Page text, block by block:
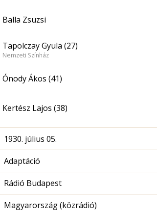
Balla Zsuzsi
Tapolczay Gyula (27)
Nemzeti Színház
Ónody Ákos (41)
Kertész Lajos (38)
1930. július 05.
Adaptáció
Rádió Budapest
Magyarország (közrádió)